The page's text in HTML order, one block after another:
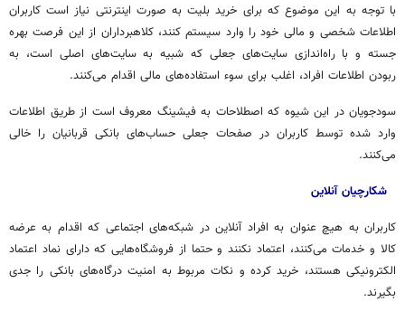
با توجه به این موضوع که برای خرید بلیت به صورت اینترنتی نیاز است کاربران
اطلاعات شخصی و مالی خود را وارد سیستم کنند، کلاهبرداران از این فرصت بهره
جسته و با راه‌اندازی سایت‌های جعلی که شبیه به سایت‌های اصلی است، به
ربودن اطلاعات افراد، اغلب برای سوء استفاده‌های مالی اقدام می‌کنند.
سودجویان در این شیوه که اصطلاحات به فیشینگ معروف است از طریق اطلاعات
وارد شده توسط کاربران در صفحات جعلی حساب‌های بانکی قربانیان را خالی
می‌کنند.
شکارچیان آنلاین
کاربران به هیچ عنوان به افراد آنلاین در شبکه‌های اجتماعی که اقدام به عرضه
کالا و خدمات می‌کنند، اعتماد نکنند و حتما از فروشگاه‌هایی که دارای نماد اعتماد
الکترونیکی هستند، خرید کرده و نکات مربوط به امنیت درگاه‌های بانکی را جدی
بگیرند.